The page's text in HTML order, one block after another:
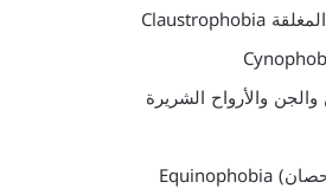
والأرواح الشريرة